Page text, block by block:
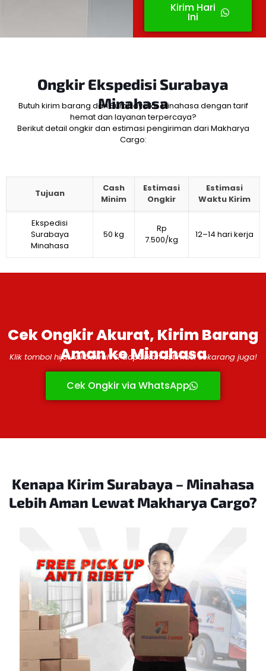
Kirim Hari
Ini
Ongkir Ekspedisi Surabaya
Minahasa
Butuh kirim barang dari Surabaya ke Minahasa dengan tarif
hemat dan layanan terpercaya?
Berikut detail ongkir dan estimasi pengiriman dari Makharya
Cargo:
Tujuan
Cash
Minim
Estimasi
Ongkir
Estimasi
Waktu Kirim
Ekspedisi
Surabaya
Minahasa
50 kg
Rp
7.500/kg
12–14 hari kerja
Cek Ongkir Akurat, Kirim Barang
Aman ke Minahasa
Klik tombol hijau di bawah & dapatkan estimasi sekarang juga!
Cek Ongkir via WhatsApp
Kenapa Kirim Surabaya – Minahasa
Lebih Aman Lewat Makharya Cargo?